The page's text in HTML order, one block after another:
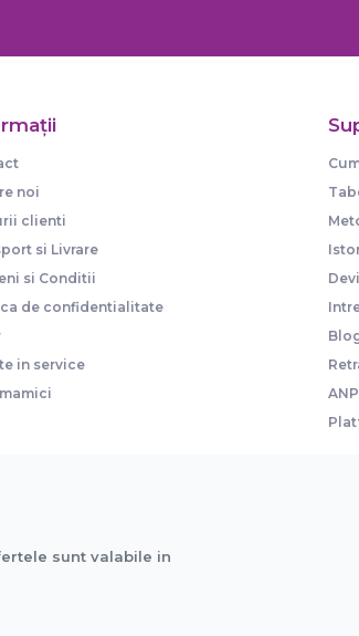
noi
clienti
si Livrare
si Conditii
de confidentialitate
in service
sunt valabile in